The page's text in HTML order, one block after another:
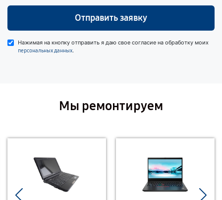
Отправить заявку
Нажимая на кнопку отправить я даю свое согласие на обработку моих
персональных данных.
Мы ремонтируем